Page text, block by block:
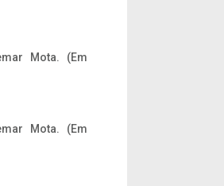
Mota. (Em
Mota. (Em